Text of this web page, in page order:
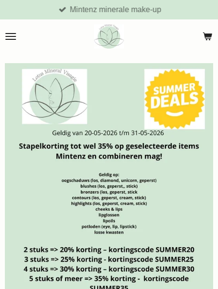
direct
naar
Mintenz minerale make-up